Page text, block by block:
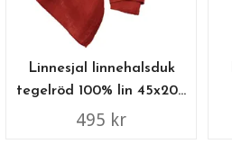
Linnesjal linnehalsduk
tegelröd 100% lin 45x200
cm
495 kr